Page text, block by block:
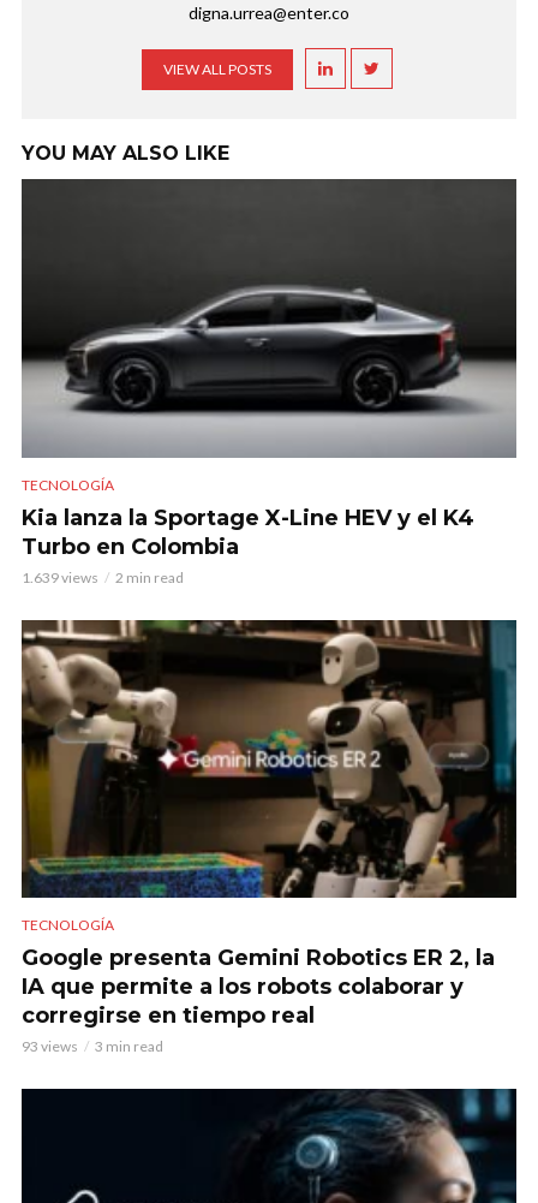
digna.urrea@enter.co
VIEW ALL POSTS
YOU MAY ALSO LIKE
TECNOLOGÍA
Kia lanza la Sportage X-Line HEV y el K4
Turbo en Colombia
1.639 views 2 min read
TECNOLOGÍA
Google presenta Gemini Robotics ER 2, la
IA que permite a los robots colaborar y
corregirse en tiempo real
93 views 3 min read